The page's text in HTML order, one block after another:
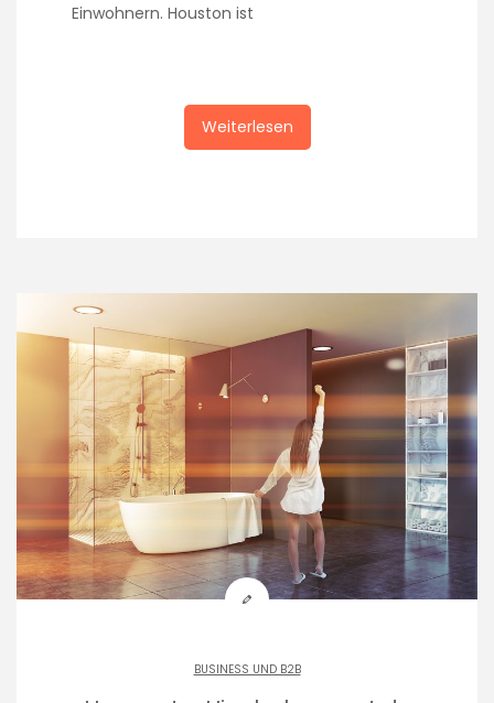
Einwohnern. Houston ist
Weiterlesen
BUSINESS UND B2B